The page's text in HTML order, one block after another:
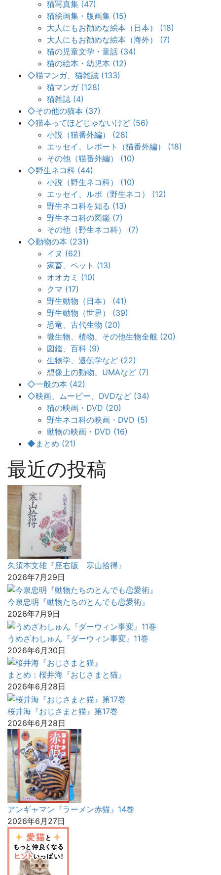
猫写真集 (47)
猫絵画集・版画集 (15)
大人にもお勧めな絵本（日本） (18)
大人にもお勧めな絵本（海外） (7)
猫の児童文学・童話 (34)
猫の絵本・幼児本 (12)
◇猫マンガ、猫雑誌 (133)
猫マンガ (128)
猫雑誌 (4)
◇その他の猫本 (37)
◇猫本ってほどじゃないけど (56)
小説（猫番外編） (28)
エッセイ、レポート（猫番外編） (18)
その他（猫番外編） (10)
◇野生ネコ科 (44)
小説（野生ネコ科） (10)
エッセイ、ルポ（野生ネコ） (12)
野生ネコ科を知る (13)
野生ネコ科の図鑑 (7)
その他（野生ネコ科） (7)
◇動物の本 (231)
イヌ (62)
家畜、ペット (13)
オオカミ (10)
クマ (17)
野生動物（日本） (41)
野生動物（世界） (39)
恐竜、古代生物 (20)
微生物、植物、その他生物全般 (20)
図鑑、百科 (9)
生物学、遺伝学など (22)
想像上の動物、UMAなど (7)
◇一般の本 (42)
◇映画、ムービー、DVDなど (34)
猫の映画・DVD (20)
野生ネコ科の映画・DVD (5)
動物の映画・DVD (16)
◆まとめ (21)
最近の投稿
久須本文雄『座右版 寒山拾得』
2026年7月29日
今泉忠明『動物たちのとんでも恋愛術』
2026年7月9日
うめざわしゅん『ダーウィン事変』11巻
2026年6月30日
まとめ：桜井海『おじさまと猫』
2026年6月28日
桜井海『おじさまと猫』第17巻
2026年6月28日
アンギャマン『ラーメン赤猫』14巻
2026年6月27日